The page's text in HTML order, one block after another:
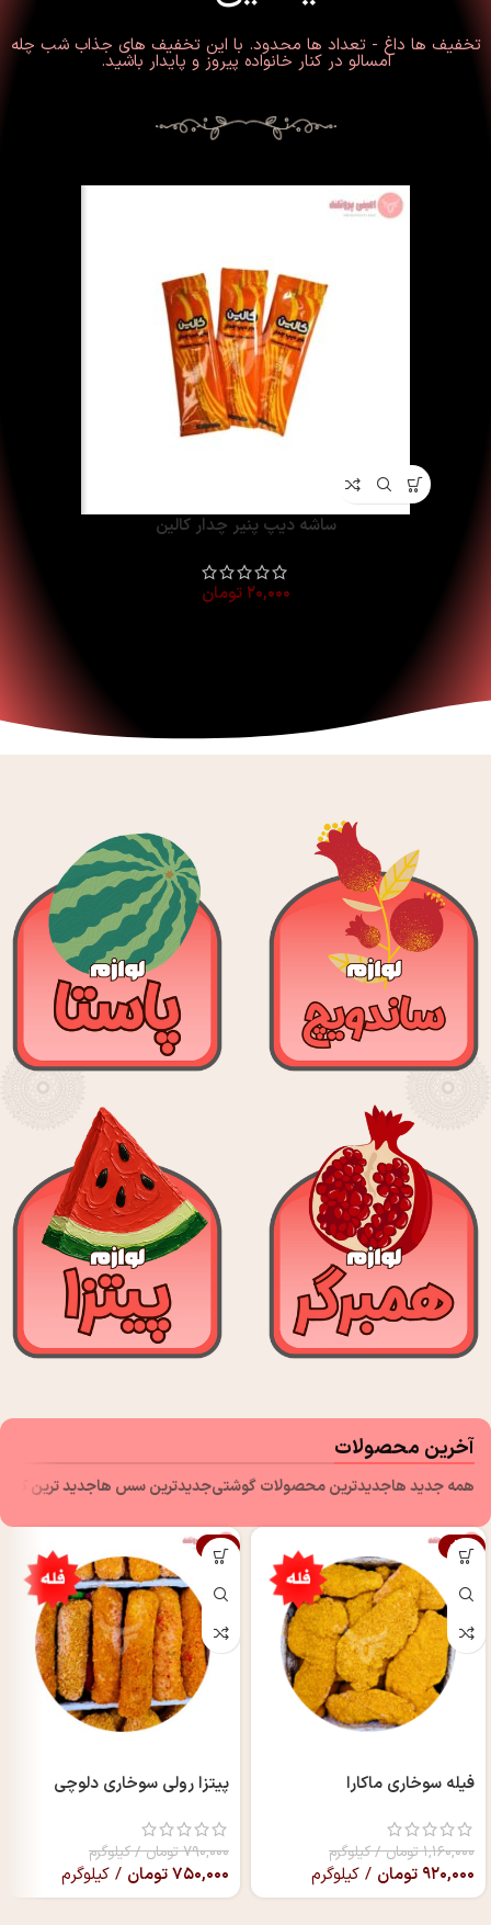
تخفیف ها داغ - تعداد ها محدود. با این تخفیف های جذاب شب چله
امسالو در کنار خانواده پیروز و پایدار باشید.
ساشه دیپ پنیر چدار کالین
۲۰,۰۰۰ تومان
آخرین محصولات
همه جدید هاجدیدترین محصولات گوشتیجدیدترین سس هاجدید ترین
-21%
فیله سوخاری ماکارا
۱,۱۶۰,۰۰۰تومان/ کیلوگرم
۹۲۰,۰۰۰ تومان / کیلوگرم
-5%
پیتزا رولی سوخاری دلوچی
۷۹۰,۰۰۰تومان/ کیلوگرم
۷۵۰,۰۰۰تومان / کیلوگرم